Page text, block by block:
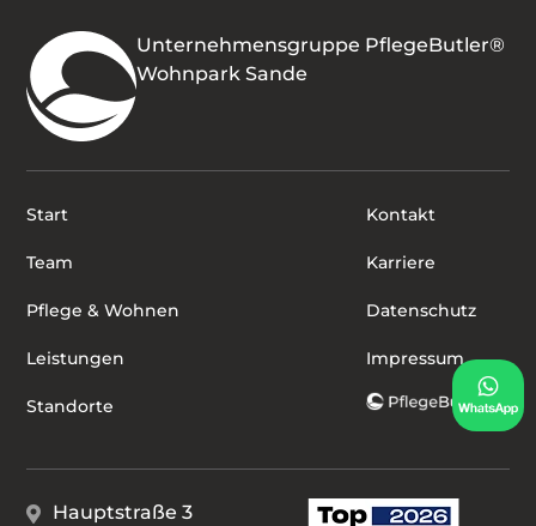
Unternehmensgruppe PflegeButler®
Wohnpark Sande
Start
Team
Pflege & Wohnen
Leistungen
Standorte
Kontakt
Karriere
Datenschutz
Impressum
Hauptstraße 3